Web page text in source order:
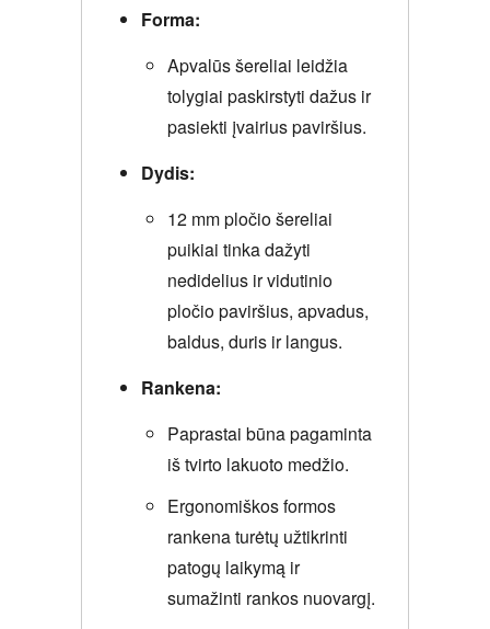
Forma:
Apvalūs šereliai leidžia
tolygiai paskirstyti dažus ir
pasiekti įvairius paviršius.
Dydis:
12 mm pločio šereliai
puikiai tinka dažyti
nedidelius ir vidutinio
pločio paviršius, apvadus,
baldus, duris ir langus.
Rankena:
Paprastai būna pagaminta
iš tvirto lakuoto medžio.
Ergonomiškos formos
rankena turėtų užtikrinti
patogų laikymą ir
sumažinti rankos nuovargį.